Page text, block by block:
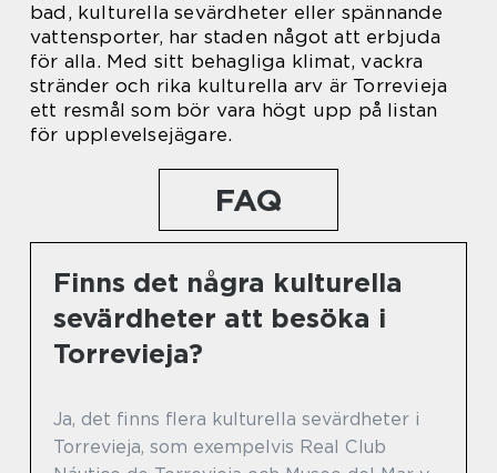
bad, kulturella sevärdheter eller spännande
vattensporter, har staden något att erbjuda
för alla. Med sitt behagliga klimat, vackra
stränder och rika kulturella arv är Torrevieja
ett resmål som bör vara högt upp på listan
för upplevelsejägare.
FAQ
Finns det några kulturella
sevärdheter att besöka i
Torrevieja?
Ja, det finns flera kulturella sevärdheter i
Torrevieja, som exempelvis Real Club